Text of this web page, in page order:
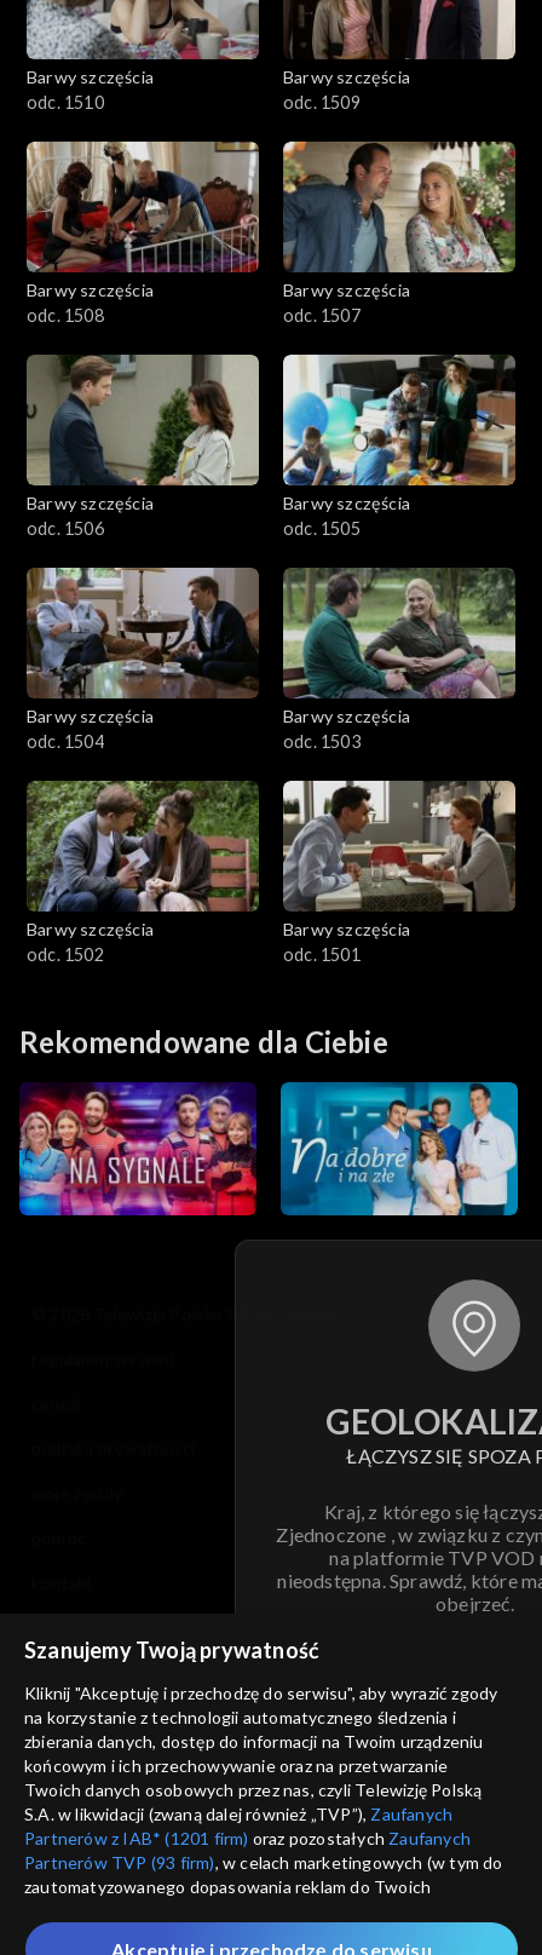
Barwy szczęścia
odc. 1510
Barwy szczęścia
odc. 1509
Barwy szczęścia
odc. 1508
Barwy szczęścia
odc. 1507
Barwy szczęścia
odc. 1506
Barwy szczęścia
odc. 1505
Barwy szczęścia
odc. 1504
Barwy szczęścia
odc. 1503
Barwy szczęścia
odc. 1502
Barwy szczęścia
odc. 1501
Rekomendowane dla Ciebie
ŁĄCZYSZ SIĘ SPOZA
Kraj, z którego się
Zjednoczone , w związku z
na platformie TVP VOD
nieodstępna. Sprawdź, które
obejrzeć.
ANULUJ
informacje o dostawcy usług
Szanujemy Twoją prywatność
Kliknij "Akceptuję i przechodzę do serwisu", aby wyrazić zgody
na korzystanie z technologii automatycznego śledzenia i
zbierania danych, dostęp do informacji na Twoim urządzeniu
końcowym i ich przechowywanie oraz na przetwarzanie
Twoich danych osobowych przez nas, czyli Telewizję Polską
S.A. w likwidacji (zwaną dalej również „TVP”), Zaufanych
Partnerów z IAB* (1201 firm) oraz pozostałych Zaufanych
Partnerów TVP (93 firm), w celach marketingowych (w tym do
zautomatyzowanego dopasowania reklam do Twoich
które wskazujemy poniżej, a także zgody na udostępnianie
Akceptuję i przechodzę do serwisu